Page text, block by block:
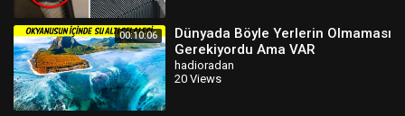
00:10:06
Dünyada Böyle Yerlerin Olmaması
Gerekiyordu Ama VAR
hadioradan
20 Views